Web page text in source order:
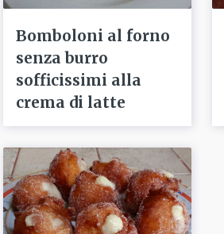
Bomboloni al forno
senza burro
sofficissimi alla
crema di latte